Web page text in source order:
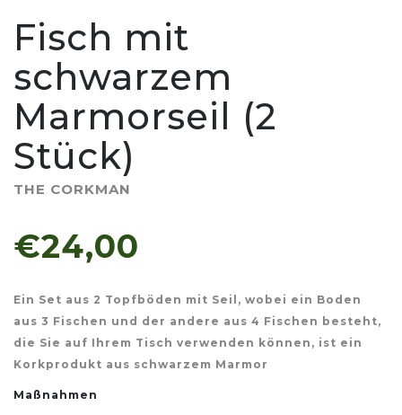
Fisch mit
schwarzem
Marmorseil (2
Stück)
THE CORKMAN
€24,00
Ein Set aus 2 Topfböden mit Seil, wobei ein Boden
aus 3 Fischen und der andere aus 4 Fischen besteht,
die Sie auf Ihrem Tisch verwenden können, ist ein
Korkprodukt aus schwarzem Marmor
Maßnahmen